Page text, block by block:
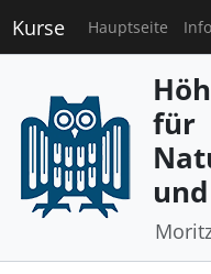
Kurse Hauptseite
für